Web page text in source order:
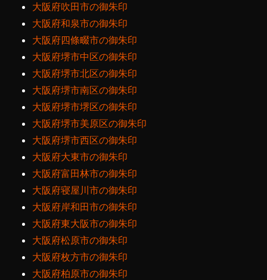
大阪府吹田市の御朱印
大阪府和泉市の御朱印
大阪府四條畷市の御朱印
大阪府堺市中区の御朱印
大阪府堺市北区の御朱印
大阪府堺市南区の御朱印
大阪府堺市堺区の御朱印
大阪府堺市美原区の御朱印
大阪府堺市西区の御朱印
大阪府大東市の御朱印
大阪府富田林市の御朱印
大阪府寝屋川市の御朱印
大阪府岸和田市の御朱印
大阪府東大阪市の御朱印
大阪府松原市の御朱印
大阪府枚方市の御朱印
大阪府柏原市の御朱印